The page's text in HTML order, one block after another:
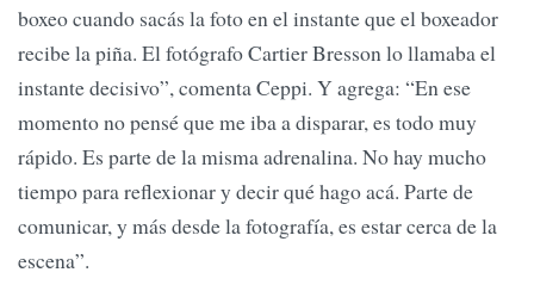
boxeo cuando sacás la foto en el instante que el boxeador
recibe la piña. El fotógrafo Cartier Bresson lo llamaba el
instante decisivo”, comenta Ceppi. Y agrega: “En ese
momento no pensé que me iba a disparar, es todo muy
rápido. Es parte de la misma adrenalina. No hay mucho
tiempo para reflexionar y decir qué hago acá. Parte de
comunicar, y más desde la fotografía, es estar cerca de la
escena”.